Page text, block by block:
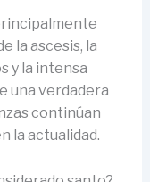
la ascesis, la
y la intensa
una verdadera
continúan
la actualidad.